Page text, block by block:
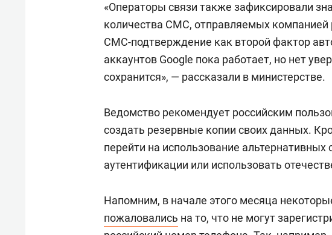
«Операторы связи также зафиксировали
количества СМС, отправляемых компанией
СМС-подтверждение как второй фактор
аккаунтов Google пока работает, но нет
сохранится», — рассказали в министерстве.
Ведомство рекомендует российским
создать резервные копии своих данных.
перейти на использование альтернативных
аутентификации или использовать
Напомним, в начале этого месяца
пожаловались на то, что не могут
Опыт выживания в дикой
природе, работа
с ментальным и физическим
состоянием как основа
Мексика, рок-
и вагон с чак-
в Менделеевске
«Гонка Героев»